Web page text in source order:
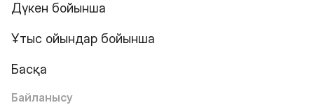
Дүкен бойынша
Ұтыс ойындар бойынша
Басқа
Байланысу